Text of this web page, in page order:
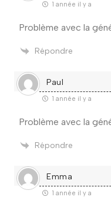
1 année il y a
Problème avec la
Répondre
Paul
1 année il y a
Problème avec la
Répondre
Emma
1 année il y a